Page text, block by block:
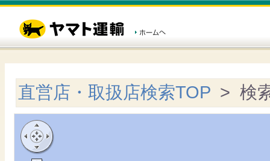
直営店・取扱店検索TOP > 検